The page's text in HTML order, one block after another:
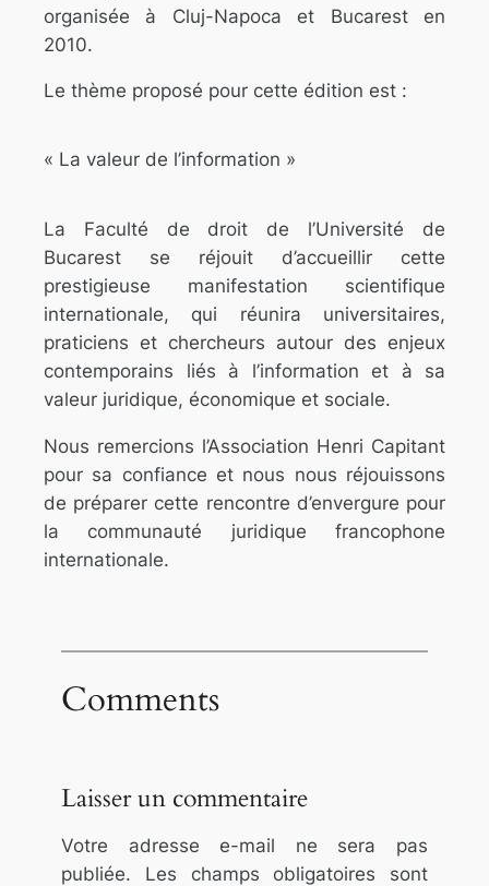
organisée à Cluj-Napoca et Bucarest en
2010.
Le thème proposé pour cette édition est :
« La valeur de l’information »
La Faculté de droit de l’Université de
Bucarest se réjouit d’accueillir cette
prestigieuse manifestation scientifique
internationale, qui réunira universitaires,
praticiens et chercheurs autour des enjeux
contemporains liés à l’information et à sa
valeur juridique, économique et sociale.
Nous remercions l’Association Henri Capitant
pour sa confiance et nous nous réjouissons
de préparer cette rencontre d’envergure pour
la communauté juridique francophone
internationale.
Comments
Laisser un commentaire
Votre adresse e-mail ne sera pas
publiée.
Les champs obligatoires sont